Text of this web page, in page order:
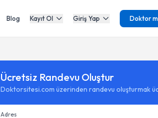
Blog Kayıt Ol Giriş Yap Doktor
Ücretsiz Randevu Oluştur
Doktorsitesi.com üzerinden randevu oluşturmak
Adres